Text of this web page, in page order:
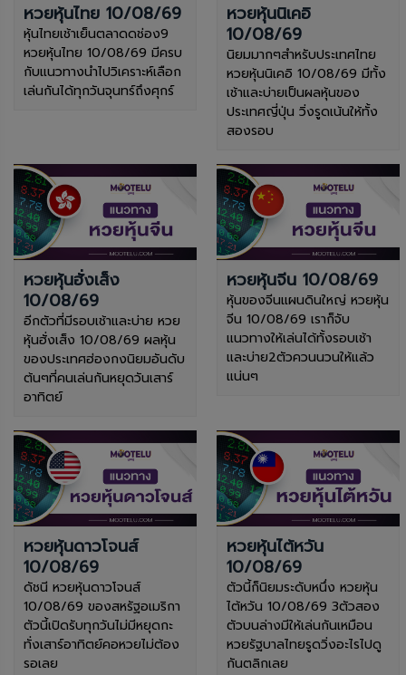
หวยหุ้นไทย 10/08/69
หุ้นไทยเช้าเย็นตลาดดช่อง9
หวยหุ้นไทย 10/08/69 มีครบ
กับแนวทางนำไปวิเคราะห์เลือก
เล่นกันได้ทุกวันจุนทร์ถึงศุกร์
หวยหุ้นนิเคอิ
10/08/69
นิยมมากๆสำหรับประเทศไทย
หวยหุ้นนิเคอิ 10/08/69 มีทั้ง
เช้าและบ่ายเป็นผลหุ้นของ
ประเทศญี่ปุ่น วิ่งรูดเน้นให้ทั้ง
สองรอบ
หวยหุ้นฮั่งเส็ง
10/08/69
อีกตัวที่มีรอบเช้าและบ่าย หวย
หุ้นฮั่งเส็ง 10/08/69 ผลหุ้น
ของประเทศฮ่องกงนิยมอันดับ
ต้นๆที่คนเล่นกันหยุดวันเสาร์
อาทิตย์
หวยหุ้นจีน 10/08/69
หุ้นของจีนแผนดินใหญ่ หวยหุ้น
จีน 10/08/69 เราก็จับ
แนวทางให้เล่นได้ทั้งรอบเช้า
และบ่าย2ตัวควนนวนให้แล้ว
แน่นๆ
หวยหุ้นดาวโจนส์
10/08/69
ดัชนี หวยหุ้นดาวโจนส์
10/08/69 ของสหรัฐอเมริกา
ตัวนี้เปิดรับทุกวันไม่มีหยุดกะ
ทั่งเสาร์อาทิตย์คอหวยไม่ต้อง
รอเลย
หวยหุ้นไต้หวัน
10/08/69
ตัวนี้ก็นิยมระดับหนึ่ง หวยหุ้น
ไต้หวัน 10/08/69 3ตัวสอง
ตัวบนล่างมีให้เล่นกันเหมือน
หวยรัฐบาลไทยรูดวิ่งอะไรไปดู
กันตลิกเลย